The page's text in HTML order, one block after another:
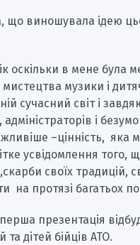
що виношувала ідею
оскільки в мене була
музики і
сучасний світ і
і
–цінність, яка
усвідомлення того,
своїх традицій,
на протязі багатьох
презентація
та дітей бійців АТО.